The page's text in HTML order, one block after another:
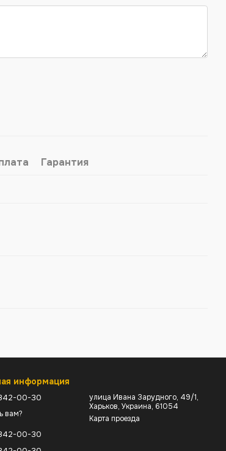
Гарантия
информация
00-30
вам?
00-30
улица Ивана Зарудного, 49/1,
Харьков, Украина, 61054
Карта проезда